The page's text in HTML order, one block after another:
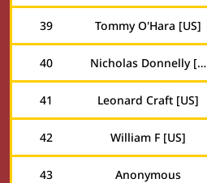
39 Tommy O'Hara [US]
40 Nicholas Donnelly [US]
41 Leonard Craft [US]
42 William F [US]
43 Anonymous